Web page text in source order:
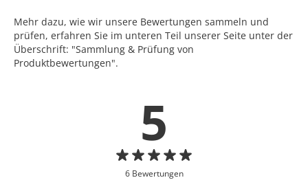
Mehr dazu, wie wir unsere Bewertungen sammeln und
prüfen, erfahren Sie im unteren Teil unserer Seite unter der
Überschrift: "Sammlung & Prüfung von
Produktbewertungen".
5
6 Bewertungen